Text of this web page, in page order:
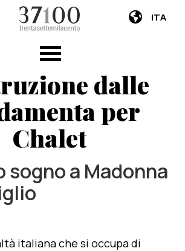
ITA
dalle
per
Chalet
sogno a Madonna
italiana che si occupa di